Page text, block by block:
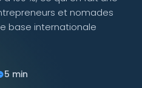
et nomades
base internationale
5 min